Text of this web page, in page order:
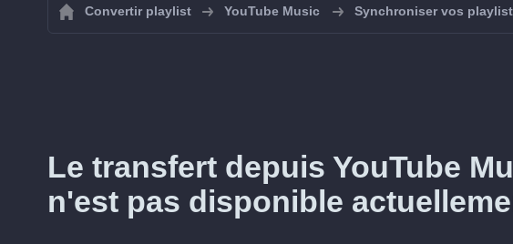
Convertir playlist YouTube Music Synchroniser vos
Le transfert depuis YouTube
n'est pas disponible